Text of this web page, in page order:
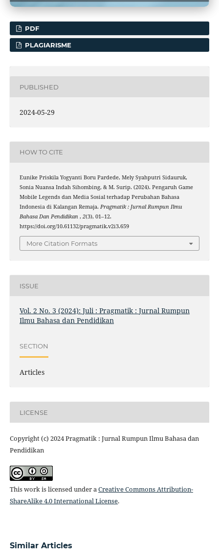
PDF
PLAGIARISME
PUBLISHED
2024-05-29
HOW TO CITE
Eunike Priskila Yogyanti Boru Pardede, Mely Syahputri Sidauruk,
Sonia Nuansa Indah Sihombing, & M. Surip. (2024). Pengaruh Game
Mobile Legends dan Media Sosial terhadap Perubahan Bahasa
Indonesia di Kalangan Remaja. Pragmatik : Jurnal Rumpun Ilmu
Bahasa Dan Pendidikan , 2(3), 01–12.
https://doi.org/10.61132/pragmatik.v2i3.659
More Citation Formats
ISSUE
Vol. 2 No. 3 (2024): Juli : Pragmatik : Jurnal Rumpun
Ilmu Bahasa dan Pendidikan
SECTION
Articles
LICENSE
Copyright (c) 2024 Pragmatik : Jurnal Rumpun Ilmu Bahasa dan
Pendidikan
This work is licensed under aCreative Commons Attribution-
ShareAlike 4.0 International License.
Similar Articles